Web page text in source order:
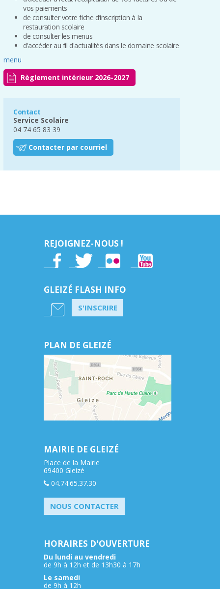
vos paiements
de consulter votre fiche d’inscription à la
restauration scolaire
de consulter les menus
d'accéder au fil d'actualités dans le domaine scolaire
menu
Règlement intérieur 2026-2027
Contact
Service Scolaire
04 74 65 83 39
Contacter par courriel
REJOIGNEZ-NOUS !
GLEIZÉ FLASH INFO
S'INSCRIRE
PLAN DE GLEIZÉ
MAIRIE DE GLEIZÉ
Place de la Mairie
69400 Gleizé
04.74.65.37.30
NOUS CONTACTER
HORAIRES D'OUVERTURE
Du lundi au vendredi
de 9h à 12h et de 13h30 à 17h
Le samedi
de 9h à 12h